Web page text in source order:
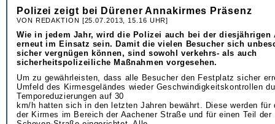
Polizei zeigt bei Dürener Annakirmes Präsenz
VON REDAKTION [25.07.2013, 15.16 UHR]
Wie in jedem Jahr, wird die Polizei auch bei der diesjährigen
erneut im Einsatz sein. Damit die vielen Besucher sich
sicher vergnügen können, sind sowohl verkehrs- als auch
sicherheitspolizeiliche Maßnahmen vorgesehen.
Um zu gewährleisten, dass alle Besucher den Festplatz sicher
Umfeld des Kirmesgeländes wieder Geschwindigkeitskontrollen
Temporeduzierungen auf 30
km/h hatten sich in den letzten Jahren bewährt. Diese werden für
der Kirmes im Bereich der Aachener Straße und für einen Teil der